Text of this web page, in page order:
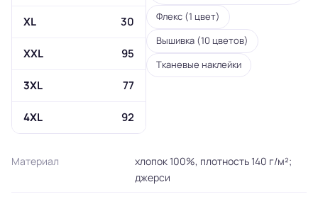
XL 30
XXL 95
3XL 77
4XL 92
Флекс (1 цвет)
Вышивка (10 цветов)
Тканевые наклейки
Материал
хлопок 100%, плотность 140 г/м²;
джерси